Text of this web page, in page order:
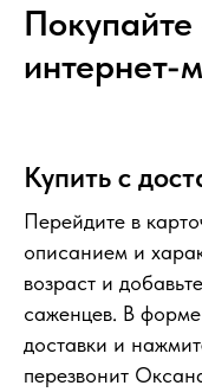
интернет-
Купить с
Перейдите в
описанием и
возраст и
саженцев. В форме
доставки и
перезвонит